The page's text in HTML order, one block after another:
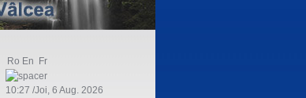
Ro En Fr
10:27 /Joi, 6 Aug. 2026